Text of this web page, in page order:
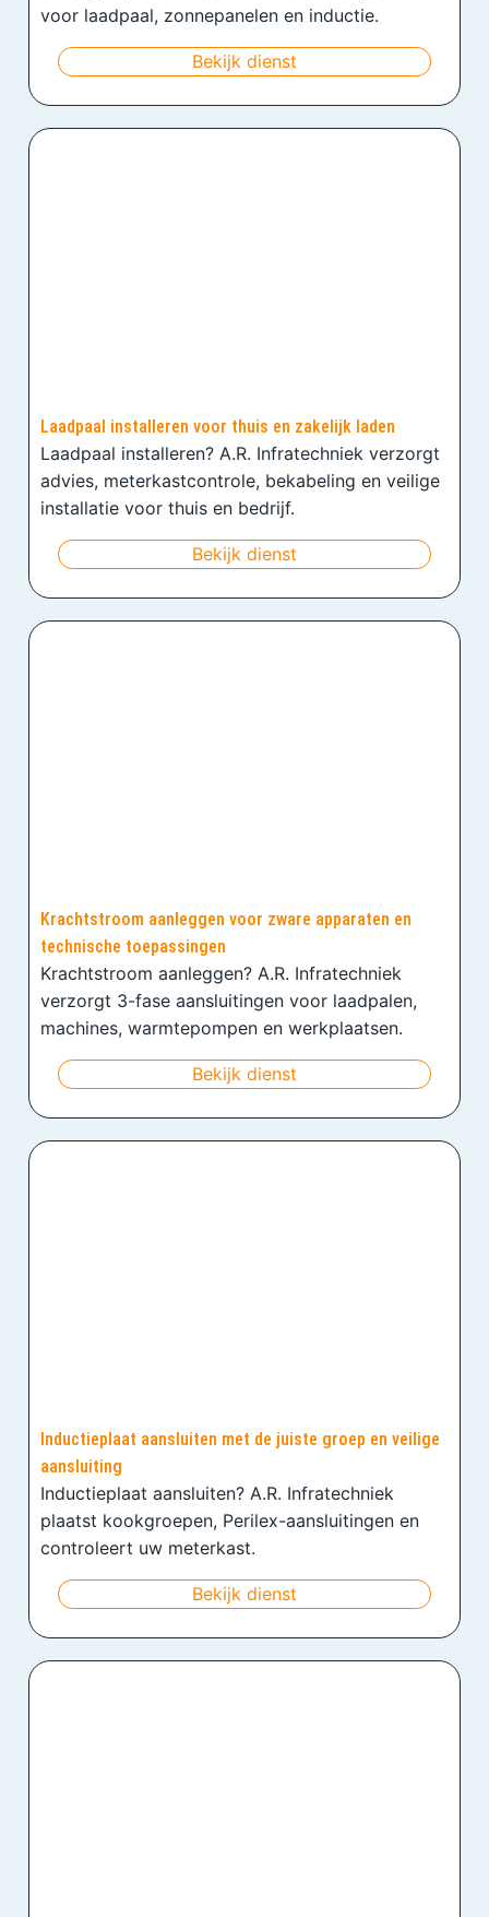
voor laadpaal, zonnepanelen en inductie.
Bekijk dienst
Laadpaal installeren voor thuis en zakelijk laden
Laadpaal installeren? A.R. Infratechniek verzorgt
advies, meterkastcontrole, bekabeling en veilige
installatie voor thuis en bedrijf.
Bekijk dienst
Krachtstroom aanleggen voor zware apparaten en
technische toepassingen
Krachtstroom aanleggen? A.R. Infratechniek
verzorgt 3-fase aansluitingen voor laadpalen,
machines, warmtepompen en werkplaatsen.
Bekijk dienst
Inductieplaat aansluiten met de juiste groep en veilige
aansluiting
Inductieplaat aansluiten? A.R. Infratechniek
plaatst kookgroepen, Perilex-aansluitingen en
controleert uw meterkast.
Bekijk dienst